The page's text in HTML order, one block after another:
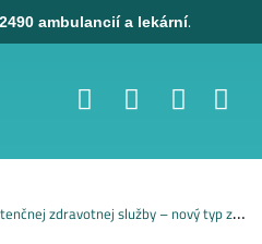
2490 ambulancií a lekární.
služby – nový typ zdravotníckeho zariadenia má odľahčiť záchranky